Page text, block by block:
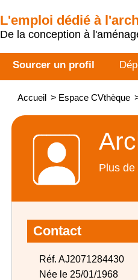
L'emploi dédié à
De la conception à
Sourcer un profil
Accueil > Espace CVthèque
Plus
Contact
Réf. AJ2071284430
Née le 25/01/1968